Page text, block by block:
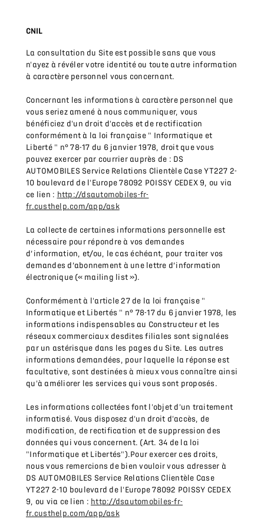
CNIL
La consultation du Site est possible sans que vous
n'ayez à révéler votre identité ou toute autre information
à caractère personnel vous concernant.
Concernant les informations à caractère personnel que
vous seriez amené à nous communiquer, vous
bénéficiez d'un droit d'accès et de rectification
conformément à la loi française " Informatique et
Liberté " n° 78-17 du 6 janvier 1978, droit que vous
pouvez exercer par courrier auprès de : DS
AUTOMOBILES Service Relations Clientèle Case YT227 2-
10 boulevard de l'Europe 78092 POISSY CEDEX 9, ou via
ce lien : http://dsautomobiles-fr-
fr.custhelp.com/app/ask
La collecte de certaines informations personnelle est
nécessaire pour répondre à vos demandes
d’information, et/ou, le cas échéant, pour traiter vos
demandes d’abonnement à une lettre d’information
électronique (« mailing list »).
Conformément à l'article 27 de la loi française "
Informatique et Libertés " n° 78-17 du 6 janvier 1978, les
informations indispensables au Constructeur et les
réseaux commerciaux desdites filiales sont signalées
par un astérisque dans les pages du Site. Les autres
informations demandées, pour laquelle la réponse est
facultative, sont destinées à mieux vous connaître ainsi
qu'à améliorer les services qui vous sont proposés.
Les informations collectées font l'objet d'un traitement
informatisé. Vous disposez d'un droit d'accès, de
modification, de rectification et de suppression des
données qui vous concernent. (Art. 34 de la loi
"Informatique et Libertés").Pour exercer ces droits,
nous vous remercions de bien vouloir vous adresser à
DS AUTOMOBILES Service Relations Clientèle Case
YT227 2-10 boulevard de l'Europe 78092 POISSY CEDEX
9, ou via ce lien : http://dsautomobiles-fr-
fr.custhelp.com/app/ask